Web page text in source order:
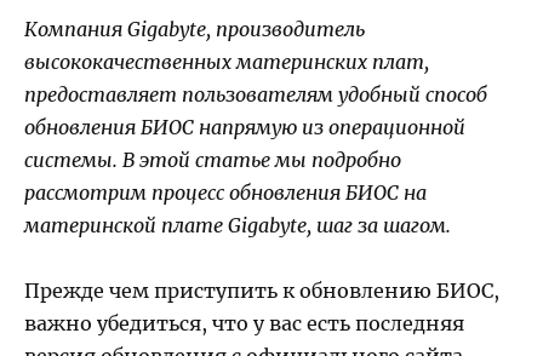
Компания Gigabyte, производитель
высококачественных материнских плат,
предоставляет пользователям удобный способ
обновления БИОС напрямую из операционной
системы. В этой статье мы подробно
рассмотрим процесс обновления БИОС на
материнской плате Gigabyte, шаг за шагом.
Прежде чем приступить к обновлению БИОС,
важно убедиться, что у вас есть последняя